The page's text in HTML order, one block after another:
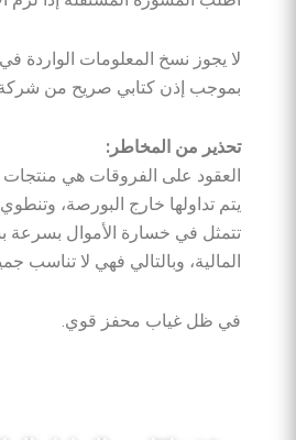
لا يجوز نسخ المعلومات الواردة في
بموجب إذن كتابي صريح من
تحذير من المخاطر:
العقود على الفروقات هي
يتم تداولها خارج البورصة،
تتمثل في خسارة الأموال بسرعة
المالية، وبالتالي فهي لا تناسب
في ظل غياب محفز قوي.